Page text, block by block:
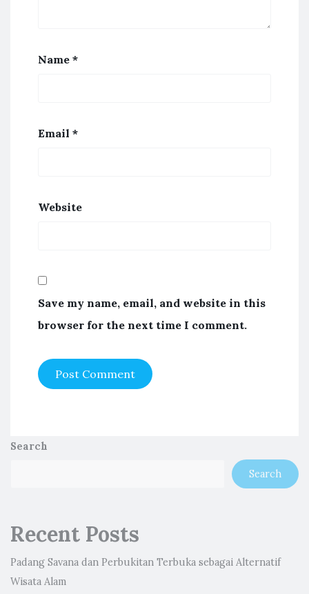
Name *
Email *
Website
Save my name, email, and website in this
browser for the next time I comment.
Search
Search
Recent Posts
Padang Savana dan Perbukitan Terbuka sebagai Alternatif
Wisata Alam